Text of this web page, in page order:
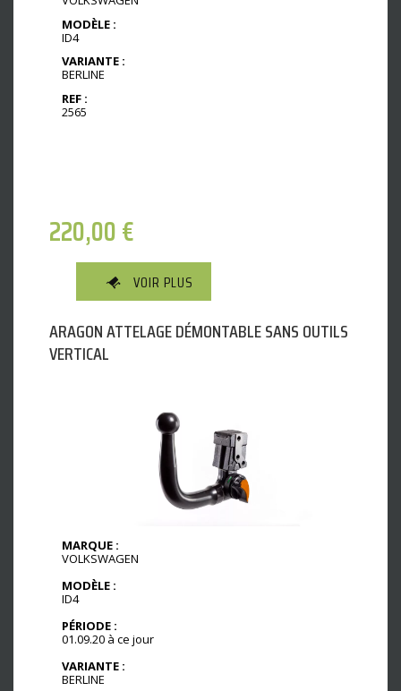
MODÈLE :
ID4
VARIANTE :
BERLINE
REF :
2565
220,00€
VOIR PLUS
ARAGON ATTELAGE DÉMONTABLE SANS OUTILS
VERTICAL
MARQUE :
VOLKSWAGEN
MODÈLE :
ID4
PÉRIODE :
01.09.20 à ce jour
VARIANTE :
BERLINE